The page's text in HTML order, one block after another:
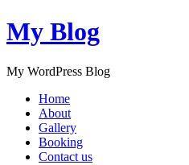
My Blog
My WordPress Blog
Home
About
Gallery
Booking
Contact us